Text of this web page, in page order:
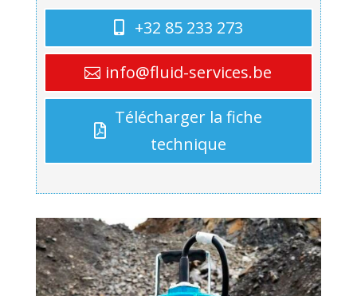
+32 85 233 273
info@fluid-services.be
Télécharger la fiche
technique